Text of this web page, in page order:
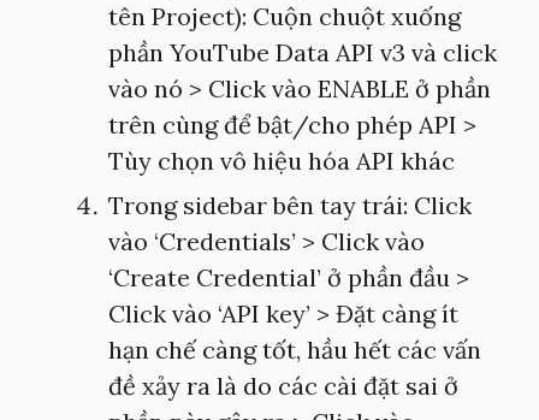
tên Project): Cuộn chuột xuống
phần YouTube Data API v3 và click
vào nó > Click vào ENABLE ở phần
trên cùng để bật/cho phép API >
Tùy chọn vô hiệu hóa API khác
Trong sidebar bên tay trái: Click
vào ‘Credentials’ > Click vào
‘Create Credential’ ở phần đầu >
Click vào ‘API key’ > Đặt càng ít
hạn chế càng tốt, hầu hết các vấn
đề xảy ra là do các cài đặt sai ở